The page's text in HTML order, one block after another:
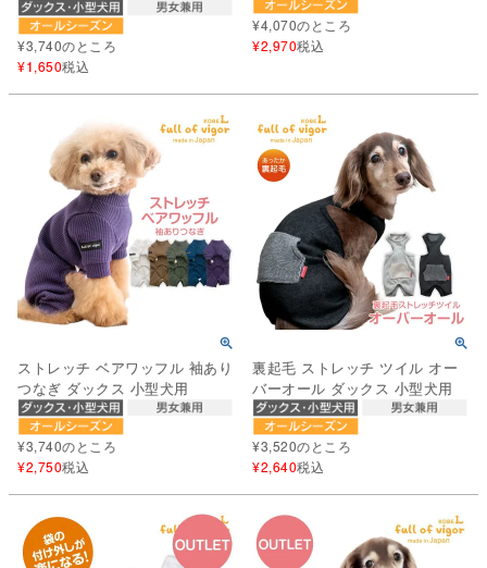
¥3,740のところ
¥1,650税込
¥4,070のところ
¥2,970税込
ストレッチ ベアワッフル 袖あり
つなぎ ダックス 小型犬用
¥3,740のところ
¥2,750税込
裏起毛 ストレッチ ツイル オー
バーオール ダックス 小型犬用
¥3,520のところ
¥2,640税込